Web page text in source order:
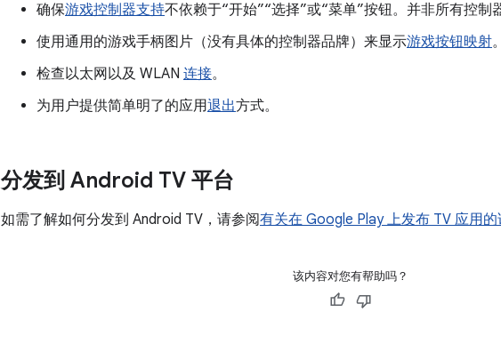
确保游戏控制器支持不依赖于“开始”“选择”或“菜单”按钮。并非所有控制
使用通用的游戏手柄图片（没有具体的控制器品牌）来显示游戏按钮映射。
检查以太网以及 WLAN 连接。
为用户提供简单明了的应用退出方式。
分发到 Android TV 平台
如需了解如何分发到 Android TV，请参阅有关在 Google Play 上发布 TV 应用
该内容对您有帮助吗？